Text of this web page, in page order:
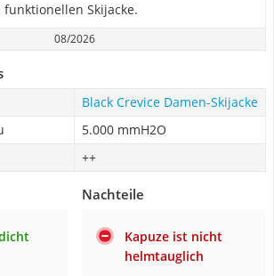
Skijacke.
08/2026
Black Crevice Damen-Skijacke
5.000 mmH2O
++
Nachteile
Kapuze ist nicht
helmtauglich